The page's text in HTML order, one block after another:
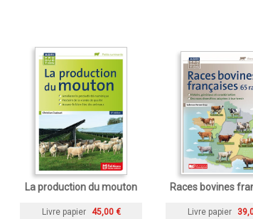
La production du mouton
Livre papier 45,00 €
Races bovines
Livre papier